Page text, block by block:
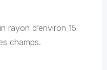
rayon d’environ 15
champs.